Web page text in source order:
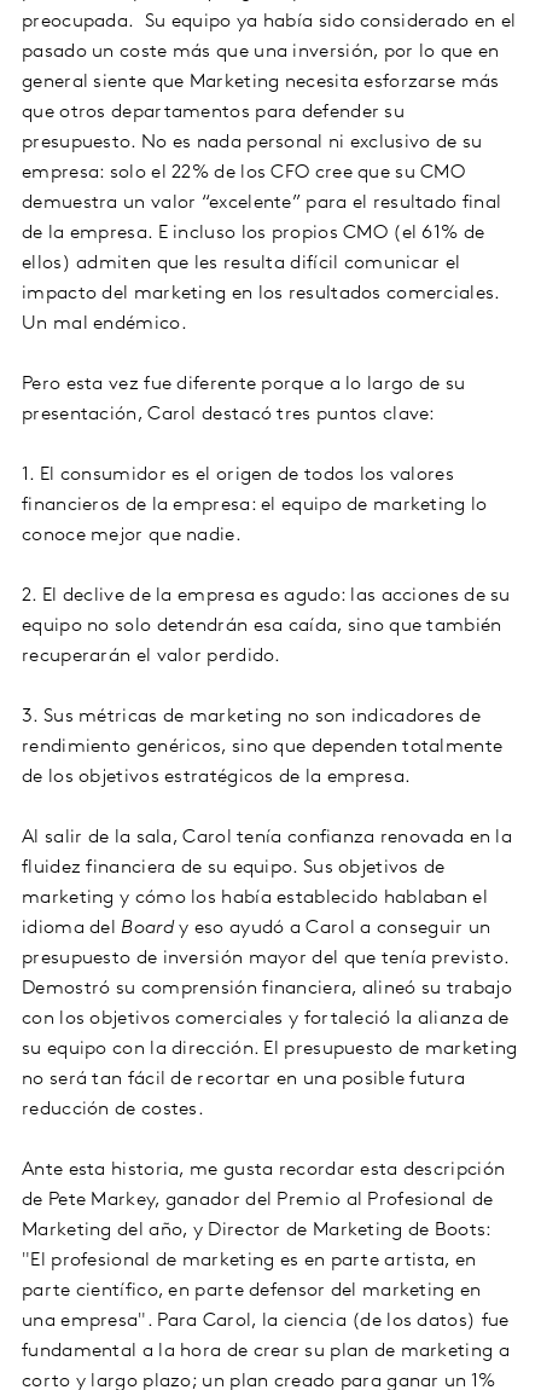
preocupada. Su equipo ya había sido considerado en el
pasado un coste más que una inversión, por lo que en
general siente que Marketing necesita esforzarse más
que otros departamentos para defender su
presupuesto. No es nada personal ni exclusivo de su
empresa: solo el 22% de los CFO cree que su CMO
demuestra un valor “excelente” para el resultado final
de la empresa. E incluso los propios CMO (el 61% de
ellos) admiten que les resulta difícil comunicar el
impacto del marketing en los resultados comerciales.
Un mal endémico.
Pero esta vez fue diferente porque a lo largo de su
presentación, Carol destacó tres puntos clave:
1. El consumidor es el origen de todos los valores
financieros de la empresa: el equipo de marketing lo
conoce mejor que nadie.
2. El declive de la empresa es agudo: las acciones de su
equipo no solo detendrán esa caída, sino que también
recuperarán el valor perdido.
3. Sus métricas de marketing no son indicadores de
rendimiento genéricos, sino que dependen totalmente
de los objetivos estratégicos de la empresa.
Al salir de la sala, Carol tenía confianza renovada en la
fluidez financiera de su equipo. Sus objetivos de
marketing y cómo los había establecido hablaban el
idioma delBoardy eso ayudó a Carol a conseguir un
presupuesto de inversión mayor del que tenía previsto.
Demostró su comprensión financiera, alineó su trabajo
con los objetivos comerciales y fortaleció la alianza de
su equipo con la dirección. El presupuesto de marketing
no será tan fácil de recortar en una posible futura
reducción de costes.
Ante esta historia, me gusta recordar esta descripción
de Pete Markey, ganador del Premio al Profesional de
Marketing del año, y Director de Marketing de Boots:
"El profesional de marketing es en parte artista, en
parte científico, en parte defensor del marketing en
una empresa". Para Carol, la ciencia (de los datos) fue
fundamental a la hora de crear su plan de marketing a
corto y largo plazo; un plan creado para ganar un 1%